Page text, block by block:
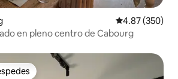
Calificación
4.87 (350)
en pleno centro de Cabourg